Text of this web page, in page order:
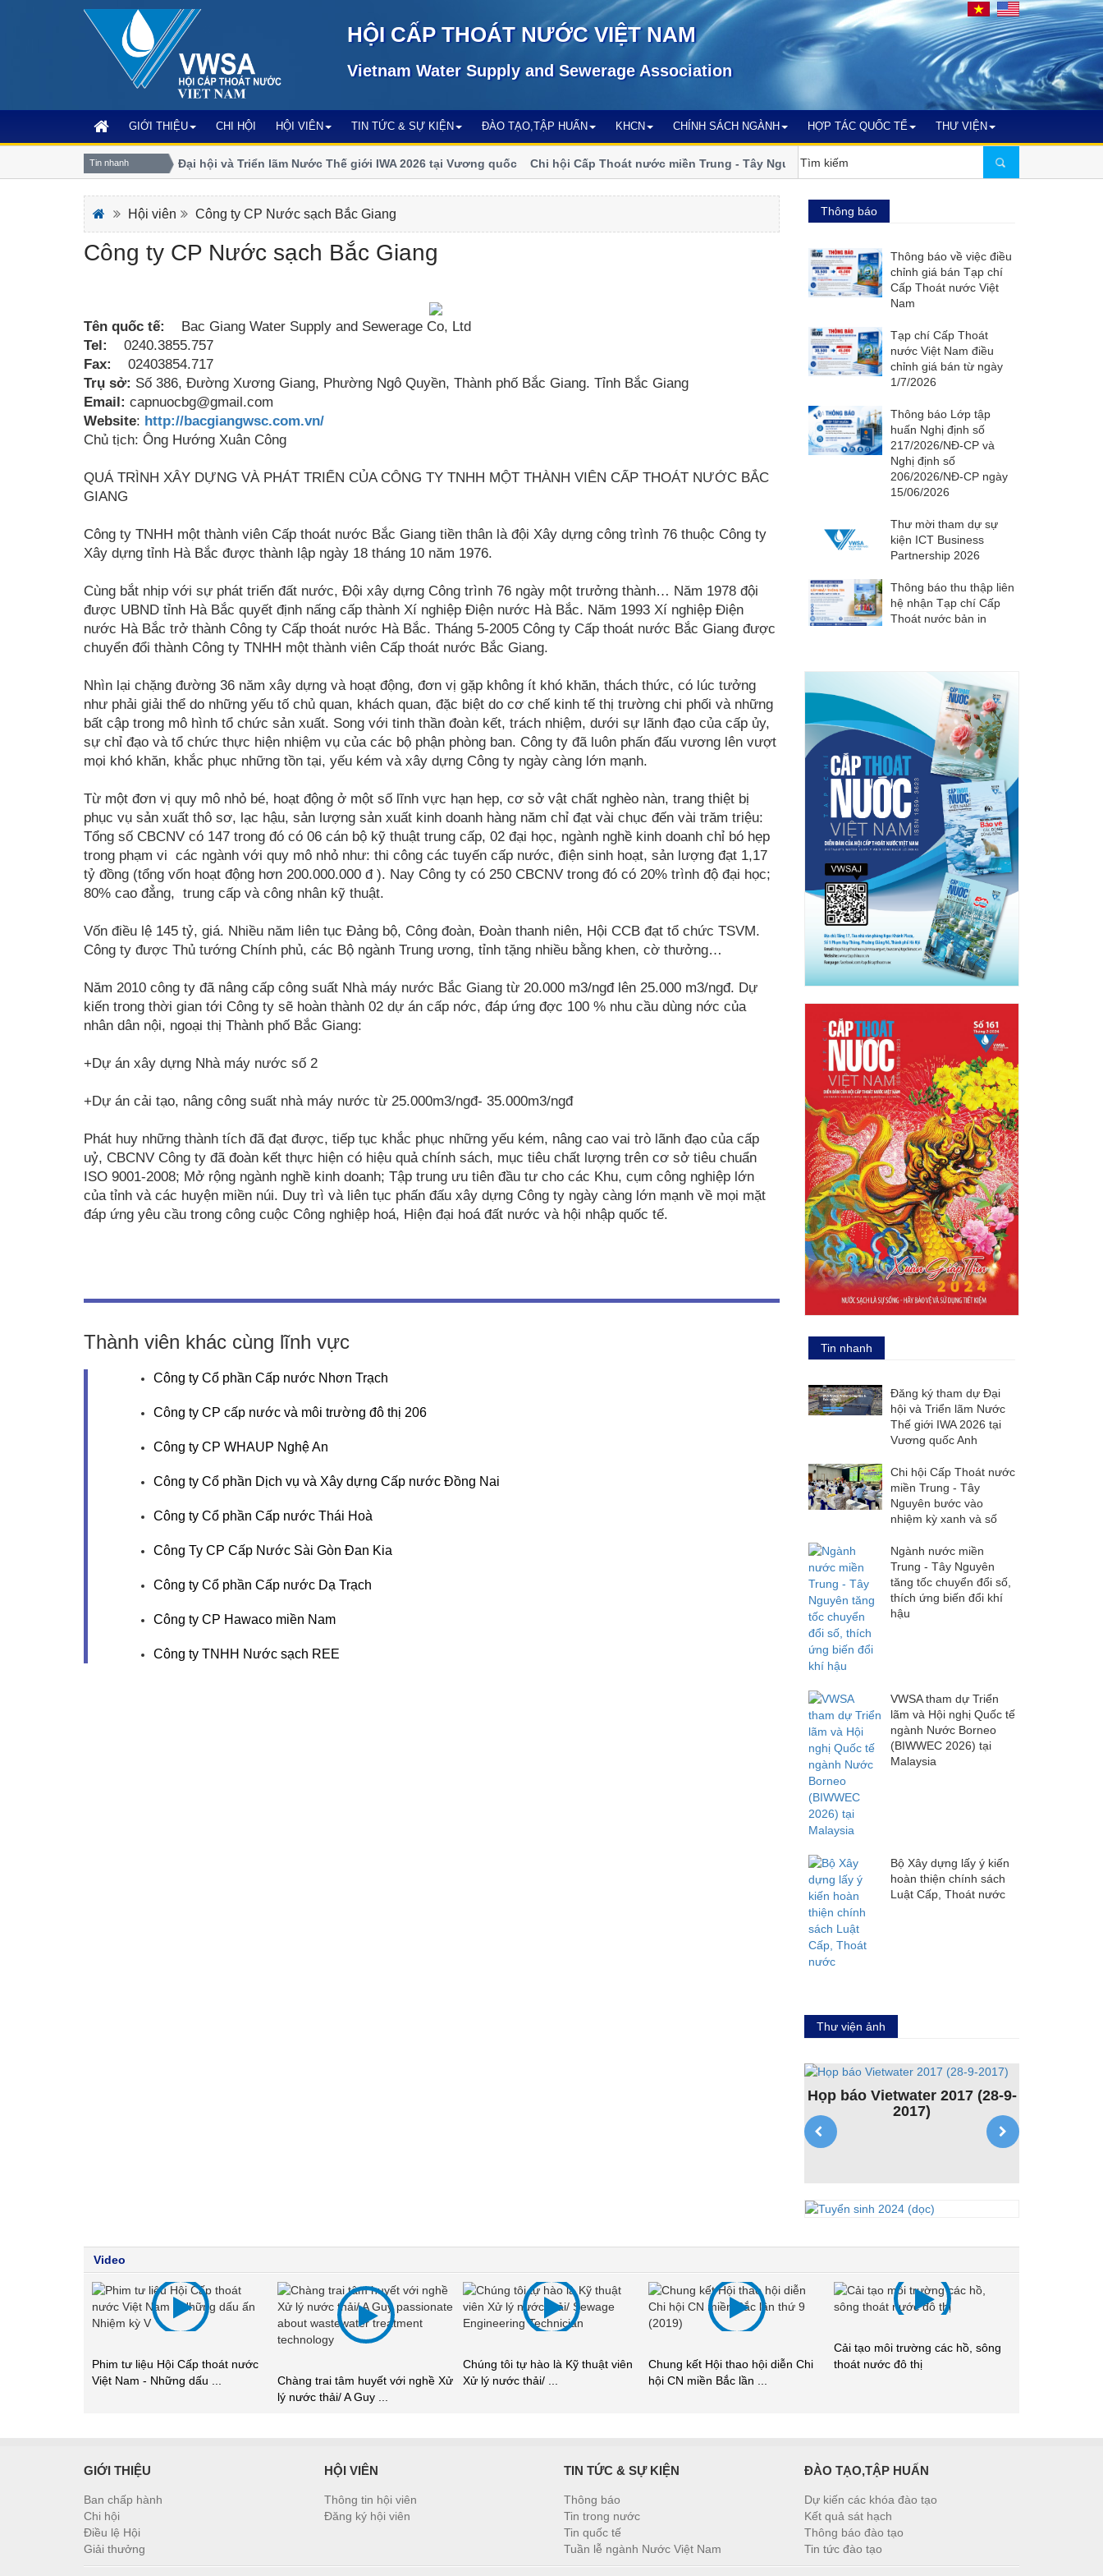
HỘI CẤP THOÁT NƯỚC VIỆT NAM
Vietnam Water Supply and Sewerage Association
GIỚI THIỆU CHI HỘI HỘI VIÊN TIN TỨC & SỰ KIỆN ĐÀO TẠO,TẬP HUẤN KHCN CHÍNH SÁCH NGÀNH HỢP TÁC QUỐC TẾ THƯ VIỆN
Tin nhanh
Đăng ký tham dự Đại hội và Triển lãm Nước Thế giới IWA 2026 tại Vương quốc
Anh
Chi hội Cấp Thoát nước miền Trung - Tây Nguyên bước vào nhiệm kỳ xanh và
số
Ngành nước miền
đổi khí hậu
Hội viên Công ty CP Nước sạch Bắc Giang
Công ty CP Nước sạch Bắc Giang
Tên quốc tế:
Bac Giang Water Supply and Sewerage Co, Ltd
Tel:
0240.3855.757
Fax:
02403854.717
Trụ sở: Số 386, Đường Xương Giang, Phường Ngô Quyền, Thành phố Bắc Giang. Tỉnh Bắc Giang
Email: capnuocbg@gmail.com
Website: http://bacgiangwsc.com.vn/
Chủ tịch: Ông Hướng Xuân Công
QUÁ TRÌNH XÂY DỰNG VÀ PHÁT TRIỂN CỦA CÔNG TY TNHH MỘT THÀNH VIÊN CẤP THOÁT NƯỚC BẮC
GIANG
Công ty TNHH một thành viên Cấp thoát nước Bắc Giang tiền thân là đội Xây dựng công trình 76 thuộc Công ty
Xây dựng tỉnh Hà Bắc được thành lập ngày 18 tháng 10 năm 1976.
Cùng bắt nhịp với sự phát triển đất nước, Đội xây dựng Công trình 76 ngày một trưởng thành… Năm 1978 đội
được UBND tỉnh Hà Bắc quyết định nấng cấp thành Xí nghiệp Điện nước Hà Bắc. Năm 1993 Xí nghiệp Điện
nước Hà Bắc trở thành Công ty Cấp thoát nước Hà Bắc. Tháng 5-2005 Công ty Cấp thoát nước Bắc Giang được
chuyển đổi thành Công ty TNHH một thành viên Cấp thoát nước Bắc Giang.
Nhìn lại chặng đường 36 năm xây dựng và hoạt động, đơn vị gặp không ít khó khăn, thách thức, có lúc tưởng
như phải giải thể do những yếu tố chủ quan, khách quan, đặc biệt do cơ chế kinh tế thị trường chi phối và những
bất cập trong mô hình tổ chức sản xuất. Song với tinh thần đoàn kết, trách nhiệm, dưới sự lãnh đạo của cấp ủy,
sự chỉ đạo và tổ chức thực hiện nhiệm vụ của các bộ phận phòng ban. Công ty đã luôn phấn đấu vương lên vượt
mọi khó khăn, khắc phục những tồn tại, yếu kém và xây dựng Công ty ngày càng lớn mạnh.
Từ một đơn vị quy mô nhỏ bé, hoạt động ở một số lĩnh vực hạn hẹp, cơ sở vật chất nghèo nàn, trang thiệt bị
phục vụ sản xuất thô sơ, lạc hậu, sản lượng sản xuất kinh doanh hàng năm chỉ đạt vài chục đến vài trăm triệu:
Tổng số CBCNV có 147 trong đó có 06 cán bộ kỹ thuật trung cấp, 02 đại học, ngành nghề kinh doanh chỉ bó hẹp
trong phạm vi các ngành với quy mô nhỏ như: thi công các tuyến cấp nước, điện sinh hoạt, sản lượng đạt 1,17
tỷ đồng (tổng vốn hoạt động hơn 200.000.000 đ ). Nay Công ty có 250 CBCNV trong đó có 20% trình độ đại học;
80% cao đẳng, trung cấp và công nhân kỹ thuật.
Vốn điều lệ 145 tỷ, giá. Nhiều năm liên tục Đảng bộ, Công đoàn, Đoàn thanh niên, Hội CCB đạt tổ chức TSVM.
Công ty được Thủ tướng Chính phủ, các Bộ ngành Trung ương, tỉnh tặng nhiều bằng khen, cờ thưởng…
Năm 2010 công ty đã nâng cấp công suất Nhà máy nước Bắc Giang từ 20.000 m3/ngđ lên 25.000 m3/ngđ. Dự
kiến trong thời gian tới Công ty sẽ hoàn thành 02 dự án cấp n­ớc, đáp ứng đ­ợc 100 % nhu cầu dùng n­ớc của
nhân dân nội, ngoại thị Thành phố Bắc Giang:
+Dự án xây dựng Nhà máy n­ước số 2
+Dự án cải tạo, nâng công suất nhà máy n­ước từ 25.000m3/ngđ- 35.000m3/ngđ
Phát huy những thành tích đã đạt được, tiếp tục khắc phục những yếu kém, nâng cao vai trò lãnh đạo của cấp
uỷ, CBCNV Công ty đã đoàn kết thực hiện có hiệu quả chính sách, mục tiêu chất lượng trên cơ sở tiêu chuẩn
ISO 9001-2008; Mở rộng ngành nghề kinh doanh; Tập trung ưu tiên đầu tư cho các Khu, cụm công nghiệp lớn
của tỉnh và các huyện miền núi. Duy trì và liên tục phấn đấu xây dựng Công ty ngày càng lớn mạnh về mọi mặt
đáp ứng yêu cầu trong công cuộc Công nghiệp hoá, Hiện đại hoá đất nước và hội nhập quốc tế.
Thành viên khác cùng lĩnh vực
Công ty Cổ phần Cấp nước Nhơn Trạch
Công ty CP cấp nước và môi trường đô thị 206
Công ty CP WHAUP Nghệ An
Công ty Cổ phần Dịch vụ và Xây dựng Cấp nước Đồng Nai
Công ty Cổ phần Cấp nước Thái Hoà
Công Ty CP Cấp Nước Sài Gòn Đan Kia
Công ty Cổ phần Cấp nước Dạ Trạch
Công ty CP Hawaco miền Nam
Công ty TNHH Nước sạch REE
Thông báo
Thông báo về việc điều
chỉnh giá bán Tạp chí
Cấp Thoát nước Việt
Nam
Tạp chí Cấp Thoát
nước Việt Nam điều
chỉnh giá bán từ ngày
1/7/2026
Thông báo Lớp tập
huấn Nghị định số
217/2026/NĐ-CP và
Nghị định số
206/2026/NĐ-CP ngày
15/06/2026
Thư mời tham dự sự
kiện ICT Business
Partnership 2026
Thông báo thu thập liên
hệ nhận Tạp chí Cấp
Thoát nước bản in
Tin nhanh
Đăng ký tham dự Đại
hội và Triển lãm Nước
Thế giới IWA 2026 tại
Vương quốc Anh
Chi hội Cấp Thoát nước
miền Trung - Tây
Nguyên bước vào
nhiệm kỳ xanh và số
Ngành nước miền
Trung - Tây Nguyên
tăng tốc chuyển đổi số,
thích ứng biến đổi khí
hậu
VWSA tham dự Triển
lãm và Hội nghị Quốc tế
ngành Nước Borneo
(BIWWEC 2026) tại
Malaysia
Bộ Xây dựng lấy ý kiến
hoàn thiện chính sách
Luật Cấp, Thoát nước
Thư viện ảnh
Họp báo Vietwater 2017 (28-9-
2017)
Video
Phim tư liệu Hội Cấp thoát nước
Việt Nam - Những dấu ...
Chàng trai tâm huyết với nghề Xử
lý nước thải/ A Guy ...
Chúng tôi tự hào là Kỹ thuật viên
Xử lý nước thải/ ...
Chung kết Hội thao hội diễn Chi
hội CN miền Bắc lần ...
Cải tạo môi trường các hồ, sông
thoát nước đô thị
GIỚI THIỆU
Ban chấp hành
Chi hội
Điều lệ Hội
Giải thưởng
HỘI VIÊN
Thông tin hội viên
Đăng ký hội viên
TIN TỨC & SỰ KIỆN
Thông báo
Tin trong nước
Tin quốc tế
Tuần lễ ngành Nước Việt Nam
ĐÀO TẠO,TẬP HUẤN
Dự kiến các khóa đào tạo
Kết quả sát hạch
Thông báo đào tạo
Tin tức đào tạo